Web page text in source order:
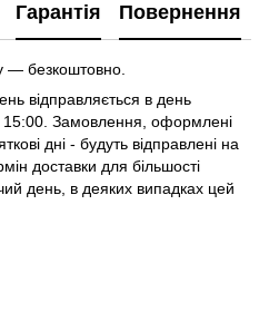
Гарантія Повернення
— безкоштовно.
відправляється в день
Замовлення, оформлені
дні - будуть відправлені на
доставки для більшості
день, в деяких випадках цей